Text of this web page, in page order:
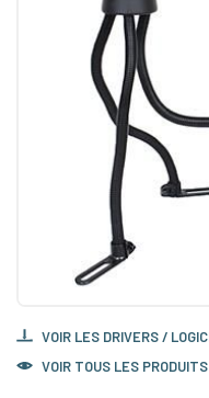
VOIR LES DRIVERS /
VOIR TOUS LES